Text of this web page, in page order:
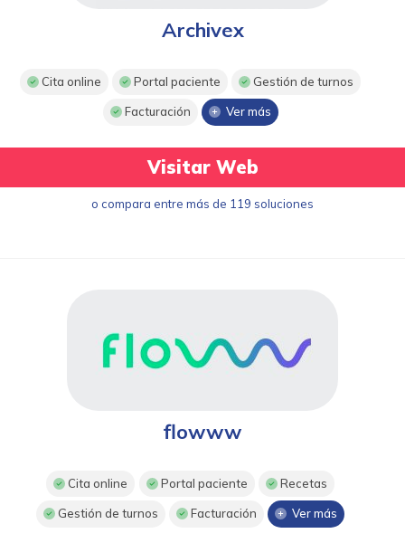
Archivex
Cita online Portal paciente Gestión de turnos
Facturación Ver más
Visitar Web
o compara entre más de 119 soluciones
flowww
Cita online Portal paciente Recetas
Gestión de turnos Facturación Ver más